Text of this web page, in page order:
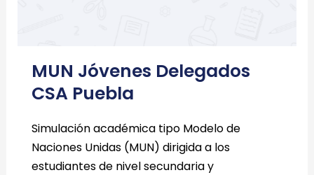
MUN Jóvenes Delegados
CSA Puebla
Simulación académica tipo Modelo de
Naciones Unidas (MUN) dirigida a los
estudiantes de nivel secundaria y